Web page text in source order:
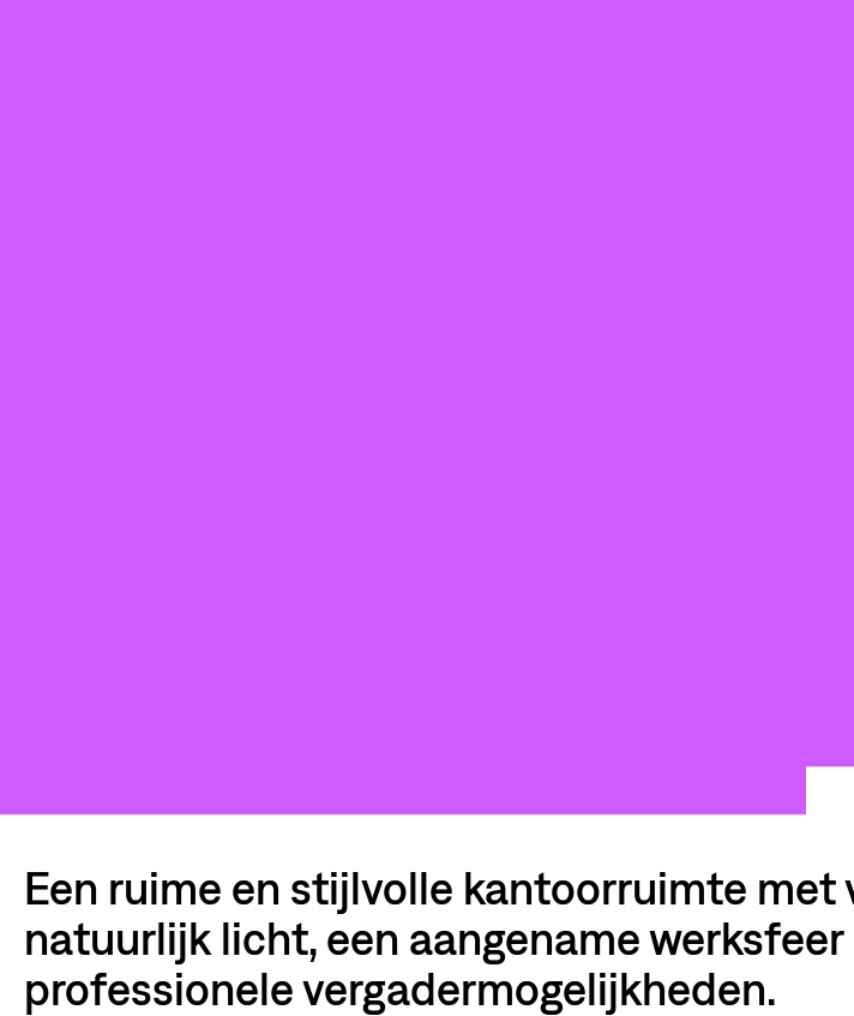
Een ruime en stijlvolle kantoorruimte met
natuurlijk licht, een aangename werksfeer
professionele vergadermogelijkheden.